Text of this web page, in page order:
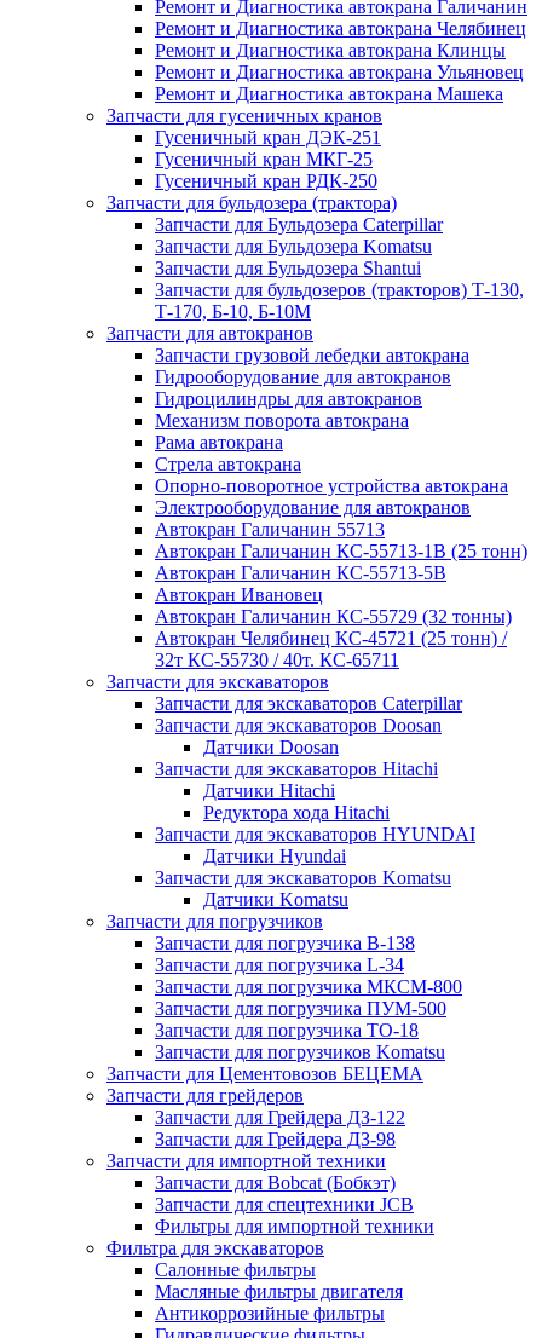
Ремонт и Диагностика автокрана Галичанин
Ремонт и Диагностика автокрана Челябинец
Ремонт и Диагностика автокрана Клинцы
Ремонт и Диагностика автокрана Ульяновец
Ремонт и Диагностика автокрана Машека
Запчасти для гусеничных кранов
Гусеничный кран ДЭК-251
Гусеничный кран МКГ-25
Гусеничный кран РДК-250
Запчасти для бульдозера (трактора)
Запчасти для Бульдозера Caterpillar
Запчасти для Бульдозера Komatsu
Запчасти для Бульдозера Shantui
Запчасти для бульдозеров (тракторов) Т-130,
Т-170, Б-10, Б-10М
Запчасти для автокранов
Запчасти грузовой лебедки автокрана
Гидрооборудование для автокранов
Гидроцилиндры для автокранов
Механизм поворота автокрана
Рама автокрана
Стрела автокрана
Опорно-поворотное устройства автокрана
Электрооборудование для автокранов
Автокран Галичанин 55713
Автокран Галичанин КС-55713-1В (25 тонн)
Автокран Галичанин КС-55713-5В
Автокран Ивановец
Автокран Галичанин КС-55729 (32 тонны)
Автокран Челябинец КС-45721 (25 тонн) /
32т КС-55730 / 40т. КС-65711
Запчасти для экскаваторов
Запчасти для экскаваторов Caterpillar
Запчасти для экскаваторов Doosan
Датчики Doosan
Запчасти для экскаваторов Hitachi
Датчики Hitachi
Редуктора хода Hitachi
Запчасти для экскаваторов HYUNDAI
Датчики Hyundai
Запчасти для экскаваторов Komatsu
Датчики Komatsu
Запчасти для погрузчиков
Запчасти для погрузчика B-138
Запчасти для погрузчика L-34
Запчасти для погрузчика МКСМ-800
Запчасти для погрузчика ПУМ-500
Запчасти для погрузчика ТО-18
Запчасти для погрузчиков Komatsu
Запчасти для Цементовозов БЕЦЕМА
Запчасти для грейдеров
Запчасти для Грейдера ДЗ-122
Запчасти для Грейдера ДЗ-98
Запчасти для импортной техники
Запчасти для Bobcat (Бобкэт)
Запчасти для спецтехники JCB
Фильтры для импортной техники
Фильтра для экскаваторов
Салонные фильтры
Масляные фильтры двигателя
Антикоррозийные фильтры